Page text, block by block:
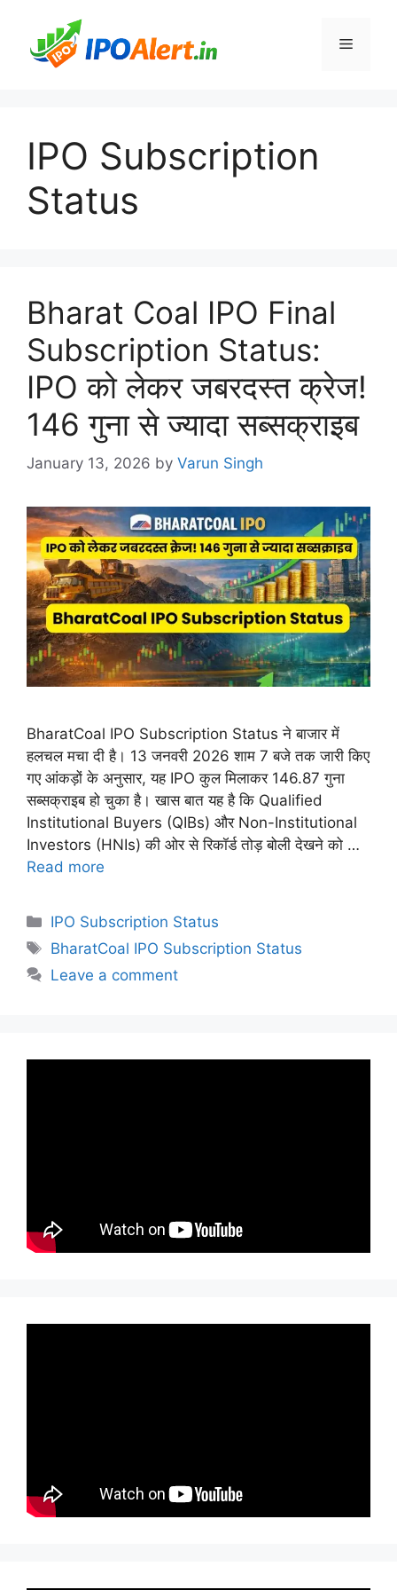
content
Menu
IPO Subscription
Status
Bharat Coal IPO Final
Subscription Status:
IPO को लेकर जबरदस्त क्रेज!
146 गुना से ज्यादा सब्सक्राइब
January 13, 2026 by Varun Singh
BharatCoal IPO Subscription Status ने बाजार में
हलचल मचा दी है। 13 जनवरी 2026 शाम 7 बजे तक जारी किए
गए आंकड़ों के अनुसार, यह IPO कुल मिलाकर 146.87 गुना
सब्सक्राइब हो चुका है। खास बात यह है कि Qualified
Institutional Buyers (QIBs) और Non-Institutional
Investors (HNIs) की ओर से रिकॉर्ड तोड़ बोली देखने को …
Read more
Categories
IPO Subscription Status
Tags
BharatCoal IPO Subscription Status
Leave a comment